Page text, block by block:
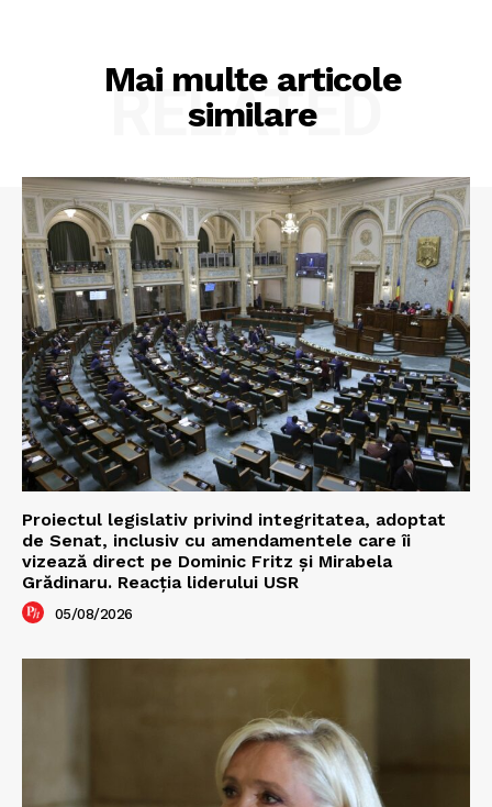
Mai multe articole
similare
RELATED
Proiectul legislativ privind integritatea, adoptat
de Senat, inclusiv cu amendamentele care îi
vizează direct pe Dominic Fritz și Mirabela
Grădinaru. Reacția liderului USR
05/08/2026